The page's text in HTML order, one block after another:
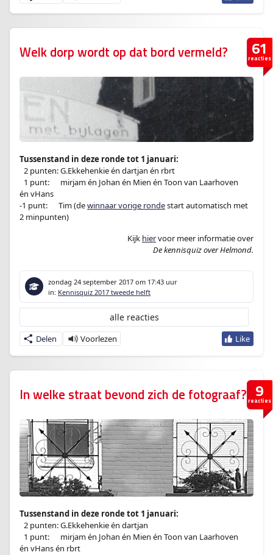
61
reacties
Welk dorp wordt op dat bord vermeld?
Tussenstand in deze ronde tot 1 januari:
2 punten: G.Ekkehenkie én dartjan én rbrt
1 punt:
mirjam én Johan én Mien én Toon van Laarhoven
én vHans
-1 punt:
Tim (dewinnaar vorige rondestart automatisch met
2 minpunten)
Kijk hiervoor meer informatie over
De kennisquiz over Helmond.
zondag 24 september 2017 om 17:43 uur
in: Kennisquiz 2017 tweede helft
Delen
alle reacties
9
reacties
In welke straat bevond zich de fotograaf?
Tussenstand in deze ronde tot 1 januari:
2 punten: G.Ekkehenkie én dartjan
1 punt:
mirjam én Johan én Mien én Toon van Laarhoven
én vHans én rbrt